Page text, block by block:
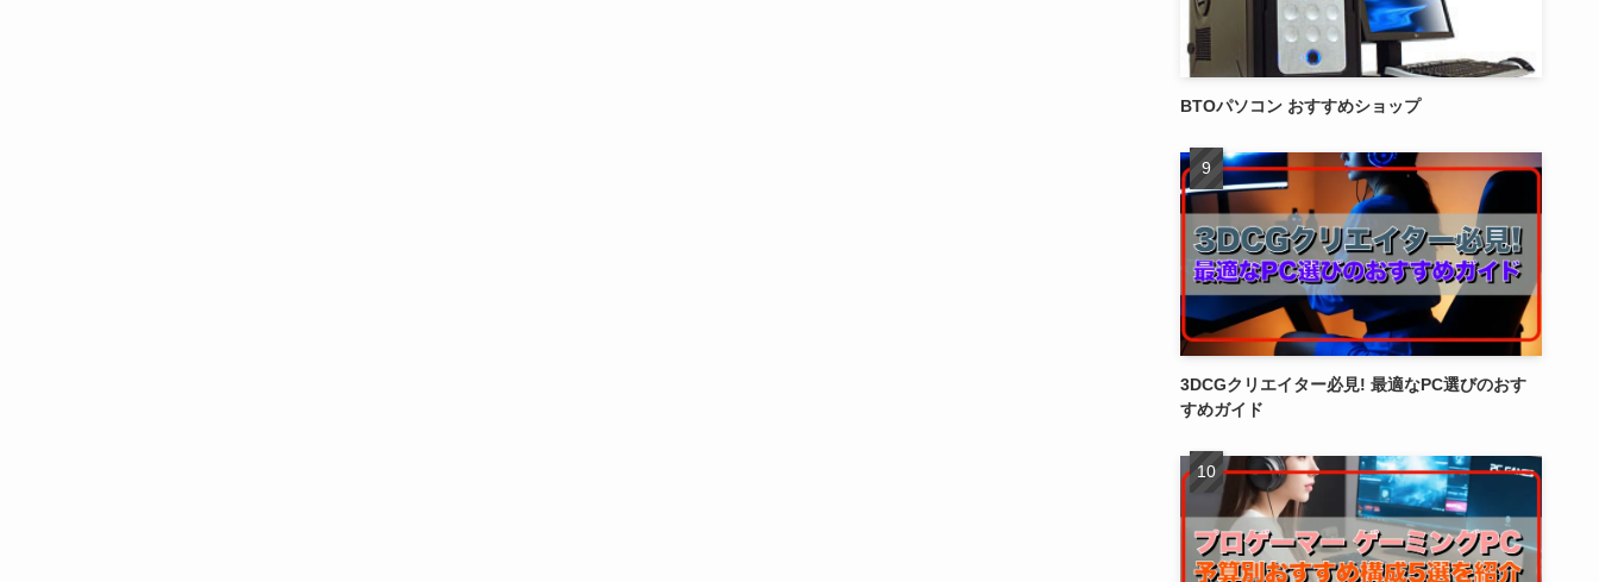
BTOパソコン おすすめショップ
3DCGクリエイター必見! 最適なPC選びのおす
すめガイド